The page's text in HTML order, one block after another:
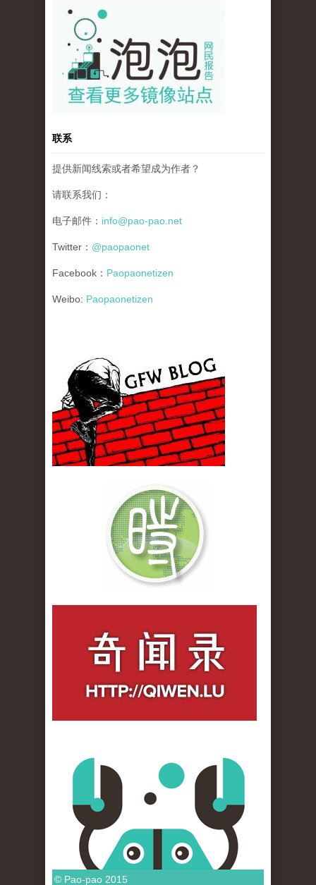
pao-pao-banner-mirror-site-120814.jpg
联系
提供新闻线索或者希望成为作者？
请联系我们：
电子邮件： info@pao-pao.net
Twitter： @paopaonet
Facebook： Paopaonetizen
Weibo: Paopaonetizen
gfw_blog_small.jpg
© Pao-pao 2015